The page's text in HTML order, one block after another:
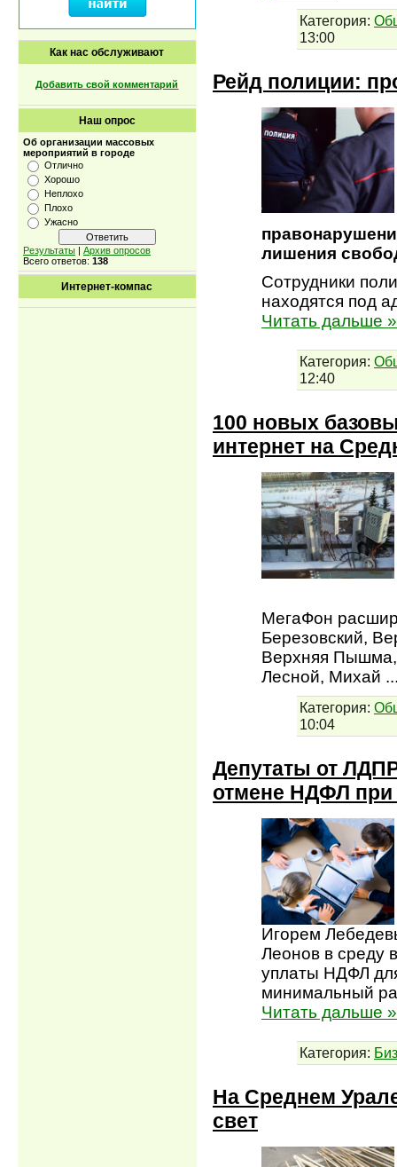
Как нас обслуживают
Добавить свой комментарий
Наш опрос
Об организации массовых
мероприятий в городе
Отлично
Хорошо
Неплохо
Плохо
Ужасно
Результаты | Архив опросов
Всего ответов: 138
Интернет-компас
Категория:
13:00
Рейд полиции:
лишения
Сотрудники
находятся под
Читать дальше »
Категория:
12:40
100 новых
интернет на
МегаФон
Березовский,
Верхняя Пышма,
Лесной, Михай
Категория:
10:04
Депутаты от
отмене НДФЛ
Игорем
Леонов в среду
уплаты НДФЛ
минимальный
Читать дальше »
Категория:
На Среднем
свет